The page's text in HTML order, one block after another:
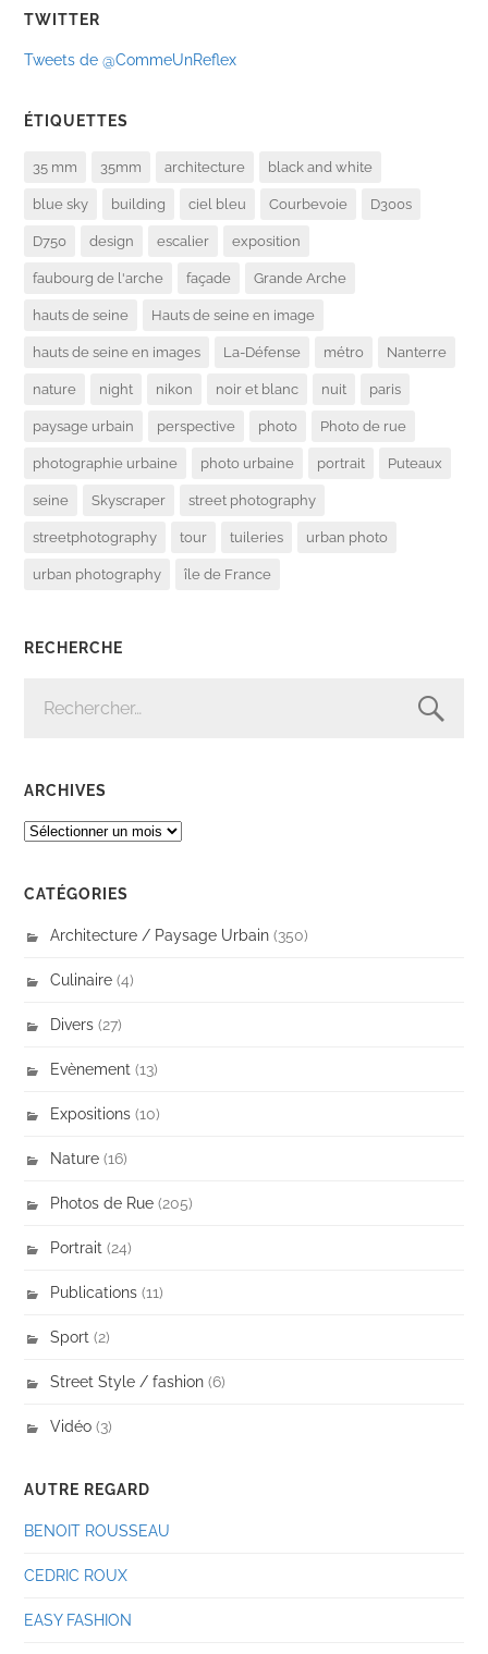
TWITTER
Tweets de @CommeUnReflex
ÉTIQUETTES
35 mm 35mm architecture black and white
blue sky building ciel bleu Courbevoie D300s
D750 design escalier exposition
faubourg de l'arche façade Grande Arche
hauts de seine Hauts de seine en image
hauts de seine en images La-Défense métro Nanterre
nature night nikon noir et blanc nuit paris
paysage urbain perspective photo Photo de rue
photographie urbaine photo urbaine portrait Puteaux
seine Skyscraper street photography
streetphotography tour tuileries urban photo
urban photography île de France
RECHERCHE
ARCHIVES
ARCHIVES
CATÉGORIES
Architecture / Paysage Urbain (350)
Culinaire (4)
Divers (27)
Evènement (13)
Expositions (10)
Nature (16)
Photos de Rue (205)
Portrait (24)
Publications (11)
Sport (2)
Street Style / fashion (6)
Vidéo (3)
AUTRE REGARD
BENOIT ROUSSEAU
CEDRIC ROUX
EASY FASHION